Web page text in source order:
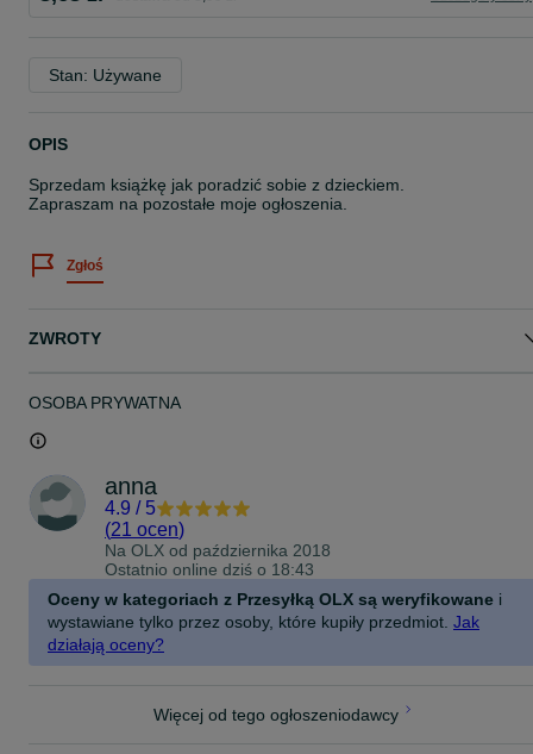
Stan: Używane
OPIS
Sprzedam książkę jak poradzić sobie z dzieckiem.
Zapraszam na pozostałe moje ogłoszenia.
Zgłoś
ZWROTY
OSOBA PRYWATNA
anna
4.9 / 5
(21 ocen)
Na OLX od października 2018
Ostatnio online dziś o 18:43
Oceny w kategoriach z Przesyłką OLX są weryfikowane i
wystawiane tylko przez osoby, które kupiły przedmiot. Jak
działają oceny?
Więcej od tego ogłoszeniodawcy